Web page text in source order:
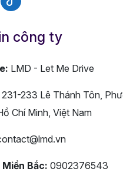
công ty
LMD - Let Me Drive
231-233 Lê Thánh Tôn,
Chí Minh, Việt Nam
Bắc: 0902376543